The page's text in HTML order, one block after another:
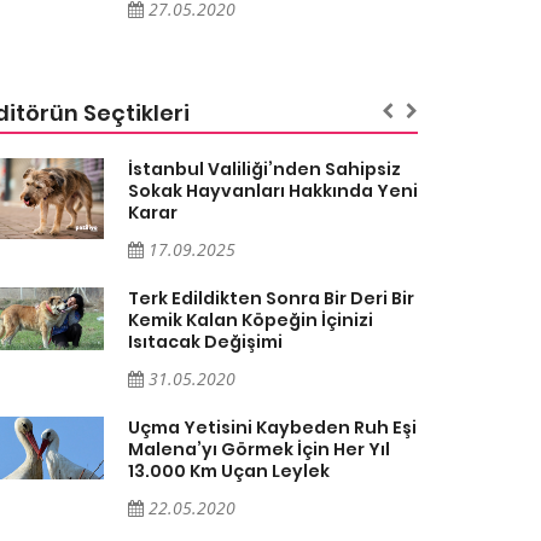
27.05.2020
Seçtikleri
İstanbul Valiliği’nden Sahipsiz
Sokak Hayvanları Hakkında Yeni
Karar
17.09.2025
Terk Edildikten Sonra Bir Deri Bir
Kemik Kalan Köpeğin İçinizi
Isıtacak Değişimi
31.05.2020
Uçma Yetisini Kaybeden Ruh Eşi
Malena’yı Görmek İçin Her Yıl
13.000 Km Uçan Leylek
22.05.2020